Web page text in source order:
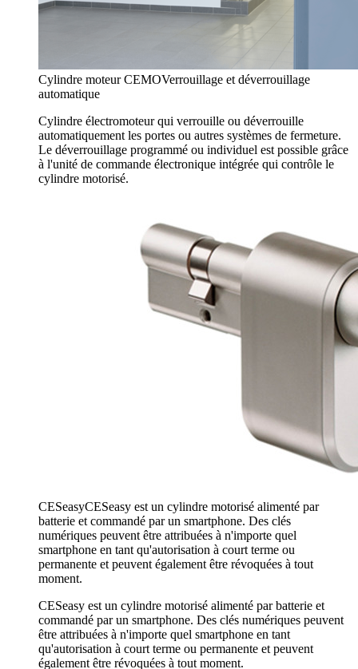
Cylindre moteur CEMOVerrouillage et déverrouillage
automatique
Cylindre électromoteur qui verrouille ou déverrouille
automatiquement les portes ou autres systèmes de fermeture.
Le déverrouillage programmé ou individuel est possible grâce
à l'unité de commande électronique intégrée qui contrôle le
cylindre motorisé.
CESeasyCESeasy est un cylindre motorisé alimenté par
batterie et commandé par un smartphone. Des clés
numériques peuvent être attribuées à n'importe quel
smartphone en tant qu'autorisation à court terme ou
permanente et peuvent également être révoquées à tout
moment.
CESeasy est un cylindre motorisé alimenté par batterie et
commandé par un smartphone. Des clés numériques peuvent
être attribuées à n'importe quel smartphone en tant
qu'autorisation à court terme ou permanente et peuvent
également être révoquées à tout moment.